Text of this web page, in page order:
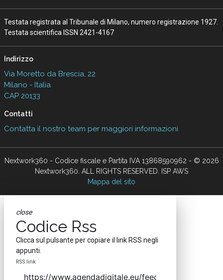
Testata registrata al Tribunale di Milano, numero registrazione 1927.
Testata scientifica ISSN 2421-4167
Indirizzo
Via Moretto da Brescia, 22
Milano - Italia
CAP 20133
Contatti
Contatta il nostro team per maggiori informazioni
Nextwork360 - Codice fiscale e Partita IVA 13868590962 - © 2026
Nextwork360. ALL RIGHTS RESERVED. ISP AWS
Mappa del sito
close
Codice Rss
Clicca sul pulsante per copiare il link RSS negli
appunti.
RSS link